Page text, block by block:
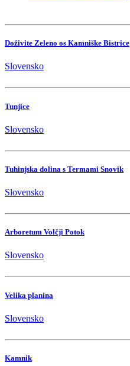
Doživite Zeleno os Kamniške Bistrice
Slovensko
Tunjice
Slovensko
Tuhinjska dolina s Termami Snovik
Slovensko
Arboretum Volčji Potok
Slovensko
Velika planina
Slovensko
Kamnik